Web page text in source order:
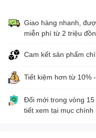
Giao hàng nhanh,
miễn phí từ 2 triệu
Cam kết sản phẩm
Tiết kiệm hơn từ 10%
Đổi mới trong vòng
tiết xem tại mục chính